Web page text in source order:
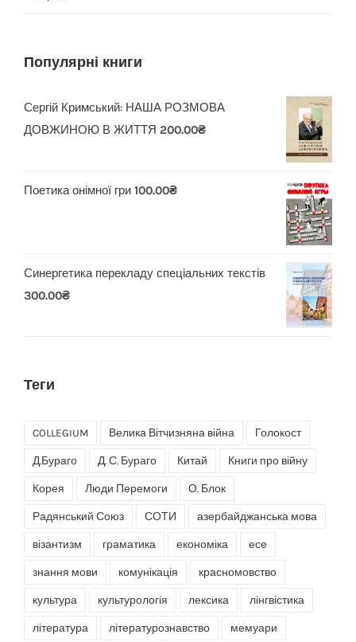
Популярні книги
Сергій Кримський: НАША РОЗМОВА
ДОВЖИНОЮ В ЖИТТЯ 200.00₴
Поетика онімної гри 100.00₴
Синергетика перекладу спеціальних текстів
300.00₴
Теги
COLLEGIUM Велика Вітчизняна війна Голокост
Д.Бураго Д. С. Бураго Китай Книги про війну
Корея Люди Перемоги О. Блок
Радянський Союз СОТИ азербайджанська мова
візантизм граматика економіка есе
знання мови комунікація красномовство
культура культурологія лексика лінгвістика
література літературознавство мемуари